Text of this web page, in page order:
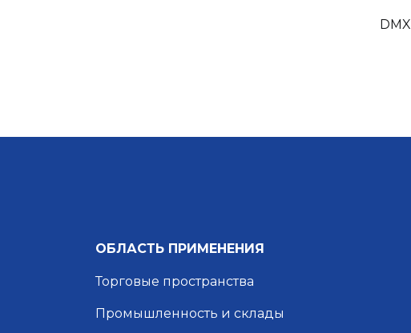
DMX
ОБЛАСТЬ ПРИМЕНЕНИЯ
Торговые пространства
Промышленность и склады